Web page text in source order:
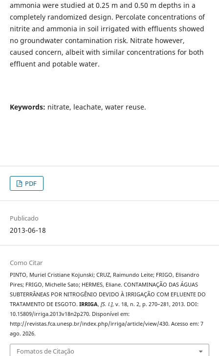
ammonia were studied at 0.25 m and 0.50 m depths in a
completely randomized design. Percolate concentrations of
nitrite and ammonia in soil irrigated with effluents showed
no groundwater contamination risk. Nitrate however,
caused concern, albeit with similar concentrations for both
effluent and potable water.
Keywords: nitrate, leachate, water reuse.
PDF
Publicado
2013-06-18
Como Citar
PINTO, Muriel Cristiane Kojunski; CRUZ, Raimundo Leite; FRIGO, Elisandro
Pires; FRIGO, Michelle Sato; HERMES, Eliane. CONTAMINAÇÃO DAS ÁGUAS
SUBTERRÂNEAS POR NITROGÊNIO DEVIDO À IRRIGAÇÃO COM EFLUENTE DO
TRATAMENTO DE ESGOTO. IRRIGA, [S. l.], v. 18, n. 2, p. 270–281, 2013. DOI:
10.15809/irriga.2013v18n2p270. Disponível em:
http://revistas.fca.unesp.br/index.php/irriga/article/view/430. Acesso em: 7
ago. 2026.
Fomatos de Citação